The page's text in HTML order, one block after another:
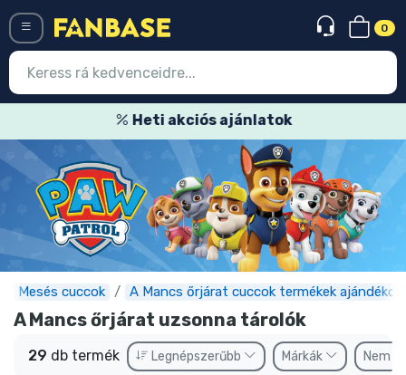
0
Heti akciós ajánlatok
Mesés cuccok A Mancs őrjárat cuccok termékek ajándékok
A Mancs őrjárat uzsonna tárolók
29 db termék Legnépszerűbb Márkák Nem
Belépés Regisztráció
Legújabb cuccok
Akciós ajánlatok
Express szállítás
Előrendelhető cuccok
Outlet cuccok